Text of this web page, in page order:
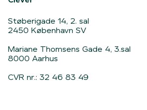
Støberigade 14, 2. sal
2450 København SV
Mariane Thomsens Gade 4, 3.sal
8000 Aarhus
CVR nr.: 32 46 83 49